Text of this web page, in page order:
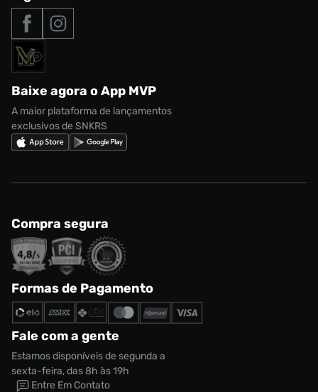
Roupas
Acessórios
Marcas
Nike Air Max
adidas Adi2000
adidas Campus
Nike Shox
Nossas lojas
Termos de uso
Política de privacidade
Regulamento CRM/ CASHBACK
Regulamento Cupom
Tipos de entrega
Formas de Pagamento
Solicite seus dados
Baixe agora o App MVP
A maior plataforma de lançamentos
exclusivos de SNKRS
Compra segura
Formas de Pagamento
Fale com a gente
Estamos disponíveis de segunda a
sexta-feira, das 8h às 19h
Entre Em Contato